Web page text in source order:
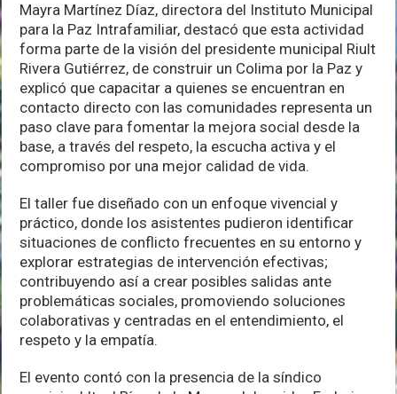
Mayra Martínez Díaz, directora del Instituto Municipal
para la Paz Intrafamiliar, destacó que esta actividad
forma parte de la visión del presidente municipal Riult
Rivera Gutiérrez, de construir un Colima por la Paz y
explicó que capacitar a quienes se encuentran en
contacto directo con las comunidades representa un
paso clave para fomentar la mejora social desde la
base, a través del respeto, la escucha activa y el
compromiso por una mejor calidad de vida.
El taller fue diseñado con un enfoque vivencial y
práctico, donde los asistentes pudieron identificar
situaciones de conflicto frecuentes en su entorno y
explorar estrategias de intervención efectivas;
contribuyendo así a crear posibles salidas ante
problemáticas sociales, promoviendo soluciones
colaborativas y centradas en el entendimiento, el
respeto y la empatía.
El evento contó con la presencia de la síndico